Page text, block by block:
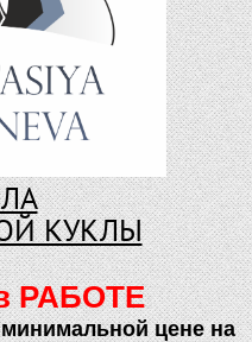
КУКЛЫ
РАБОТЕ
цене на